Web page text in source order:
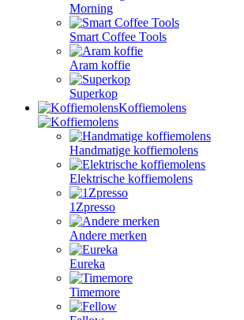
Morning
Smart Coffee Tools
Aram koffie
Superkop
Koffiemolens
Handmatige koffiemolens
Elektrische koffiemolens
1Zpresso
Andere merken
Eureka
Timemore